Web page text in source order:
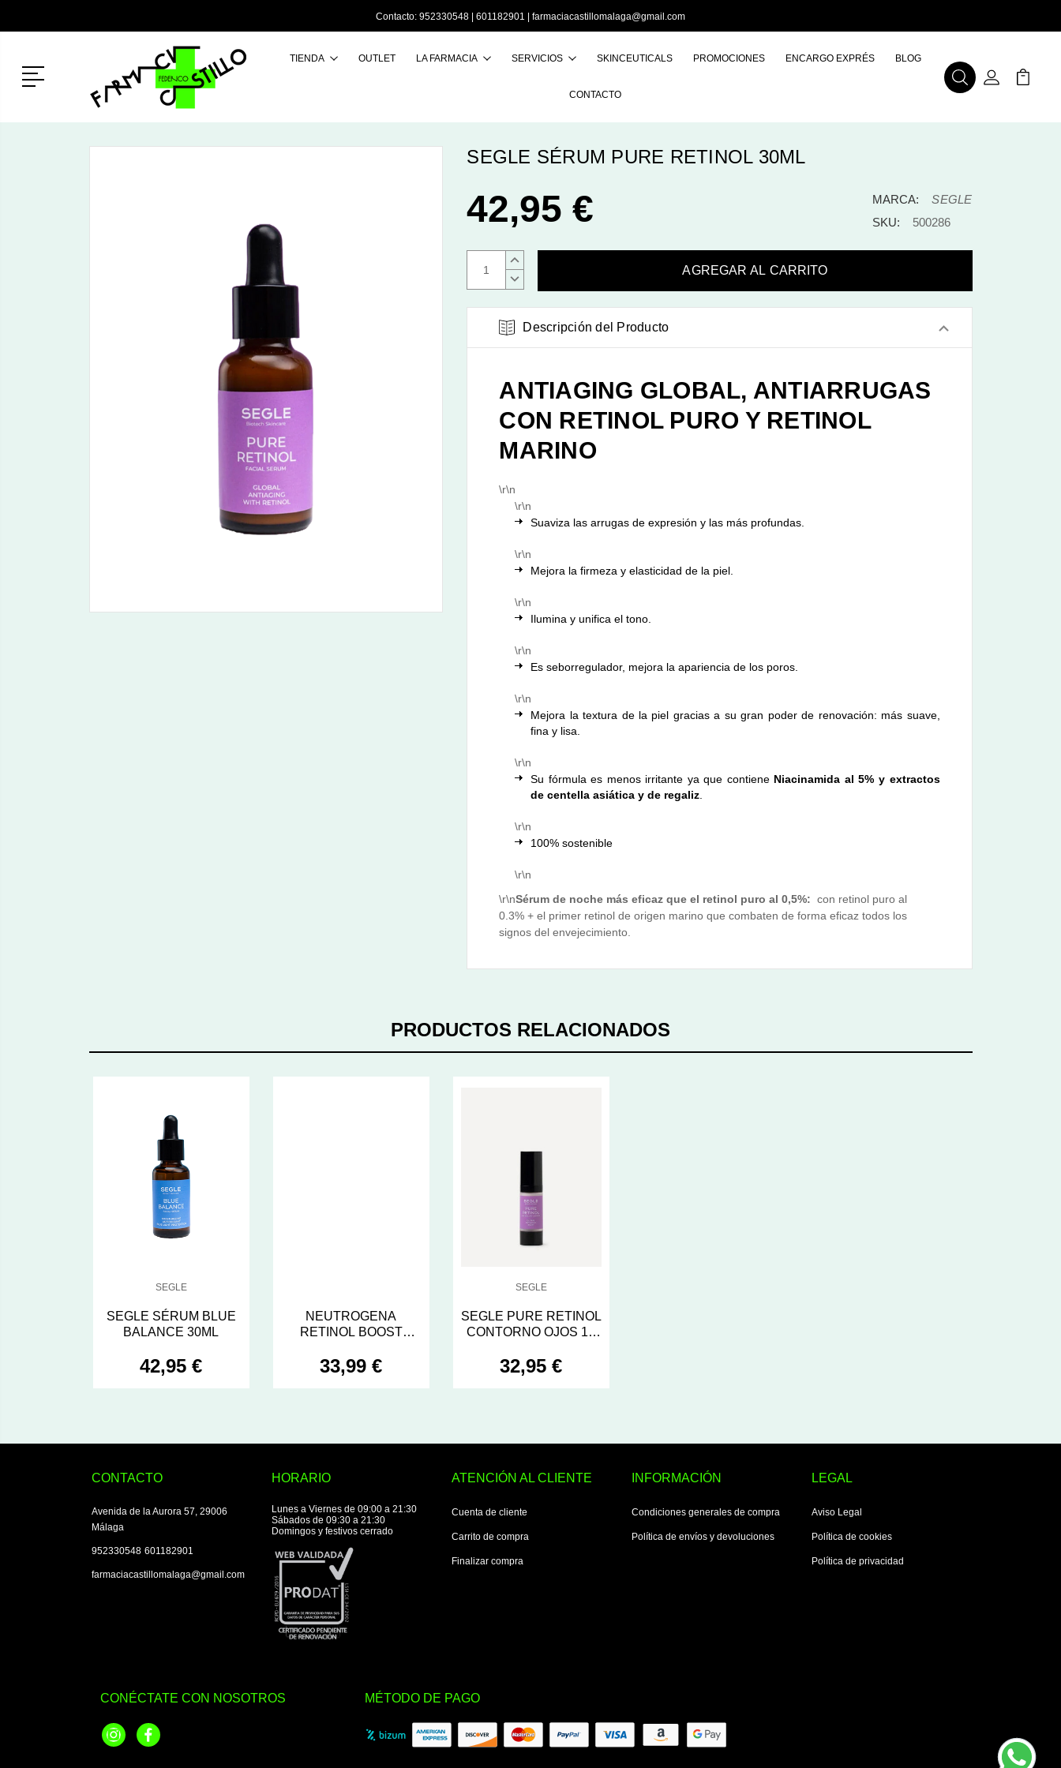
Contacto: 952330548 | 601182901 | farmaciacastillomalaga@gmail.com
Menú
TIENDA OUTLET LA FARMACIA SERVICIOS SKINCEUTICALS PROMOCIONES ENCARGO EXPRÉS BLOG
CONTACTO
BuscarMi Cuenta
Mi
SEGLE SÉRUM PURE RETINOL 30ML
42,95 €
AUMENTAR
DISMINUIR
CANTIDAD:
MARCA:
SEGLE
SKU:
500286
Descripción del Producto
ANTIAGING GLOBAL, ANTIARRUGAS
CON RETINOL PURO Y RETINOL
MARINO
\r\n
\r\n
Suaviza las arrugas de expresión y las más profundas.
\r\n
Mejora la firmeza y elasticidad de la piel.
\r\n
Ilumina y unifica el tono.
\r\n
Es seborregulador, mejora la apariencia de los poros.
\r\n
Mejora la textura de la piel gracias a su gran poder de renovación: más suave,
fina y lisa.
\r\n
Su fórmula es menos irritante ya que contiene Niacinamida al 5% y extractos
de centella asiática y de regaliz
\r\n
100% sostenible
\r\n
\r\nSérum de noche más eficaz que el retinol puro al 0,5%: con retinol puro al
0.3% + el primer retinol de origen marino que combaten de forma eficaz todos los
signos del envejecimiento.
PRODUCTOS RELACIONADOS
SEGLE
SEGLE SÉRUM BLUE
BALANCE 30ML
42,95 €
NEUTROGENA
RETINOL BOOST
33,99 €
SEGLE
SEGLE PURE RETINOL
CONTORNO OJOS 15
32,95 €
CONTACTO
Avenida de la Aurora 57, 29006
Málaga
952330548 601182901
farmaciacastillomalaga@gmail.com
HORARIO
Lunes a Viernes de 09:00 a 21:30
Sábados de 09:30 a 21:30
Domingos y festivos cerrado
ATENCIÓN AL CLIENTE
Cuenta de cliente
Carrito de compra
Finalizar compra
INFORMACIÓN
Condiciones generales de compra
Política de envíos y devoluciones
LEGAL
Aviso Legal
Política de cookies
Política de privacidad
CONÉCTATE CON NOSOTROS
InstagramFacebook
MÉTODO DE PAGO